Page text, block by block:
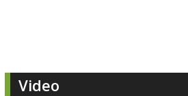
Video